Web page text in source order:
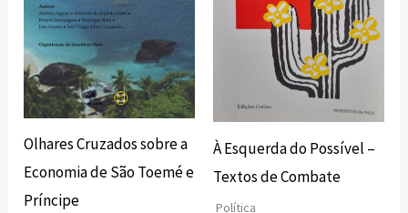
Olhares Cruzados sobre a
Economia de São Toemé e
Príncipe
À Esquerda do Possível –
Textos de Combate
Política